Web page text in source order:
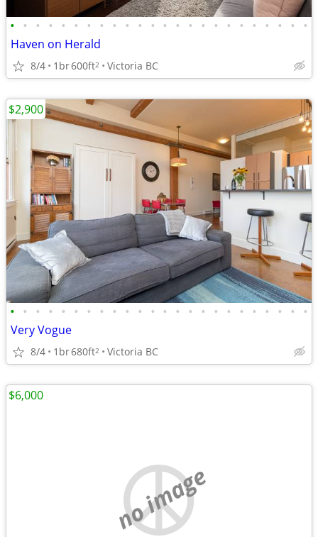
• • • • • • • • • • • • • • • • • • • • • • • •
Haven on Herald
8/4 1br600ft2 Victoria BC
• • • • • • • • • • • • • • • • • • • • • • • •
Very Vogue
8/4 1br680ft2 Victoria BC
$2,900
no image
$6,000